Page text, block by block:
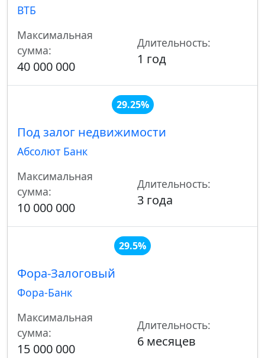
ВТБ
Максимальная
сумма:
40 000 000
Длительность:
1 год
29.25%
Под залог недвижимости
Абсолют Банк
Максимальная
сумма:
10 000 000
Длительность:
3 года
29.5%
Фора-Залоговый
Фора-Банк
Максимальная
сумма:
15 000 000
Длительность:
6 месяцев